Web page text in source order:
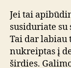
Jei tai
susiduriate su
Tai dar labiau
nukreiptas į
širdies.